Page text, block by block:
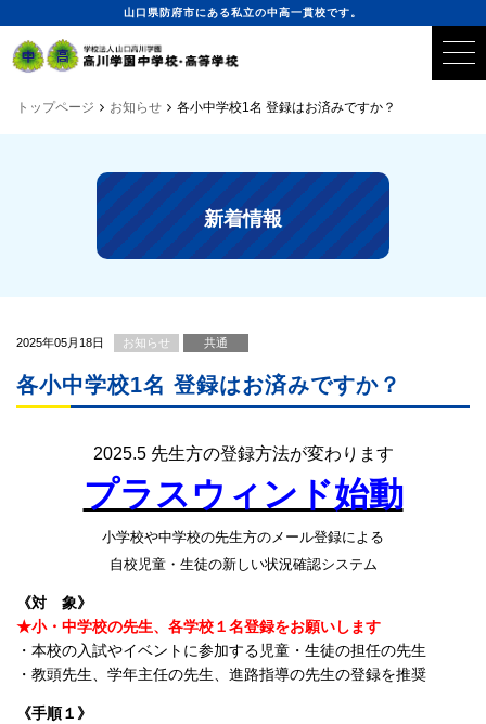
山口県防府市にある私立の中高一貫校です。
トップページ お知らせ 各小中学校1名 登録はお済みですか？
新着情報
2025年05月18日 お知らせ 共通
各小中学校1名 登録はお済みですか？
2025.5 先生方の登録方法が変わります
プラスウィンド始動
小学校や中学校の先生方のメール登録による
自校児童・生徒の新しい状況確認システム
《対 象》
★小・中学校の先生、各学校１名登録をお願いします
・本校の入試やイベントに参加する児童・生徒の担任の先生
・教頭先生、学年主任の先生、進路指導の先生の登録を推奨
《手順１》